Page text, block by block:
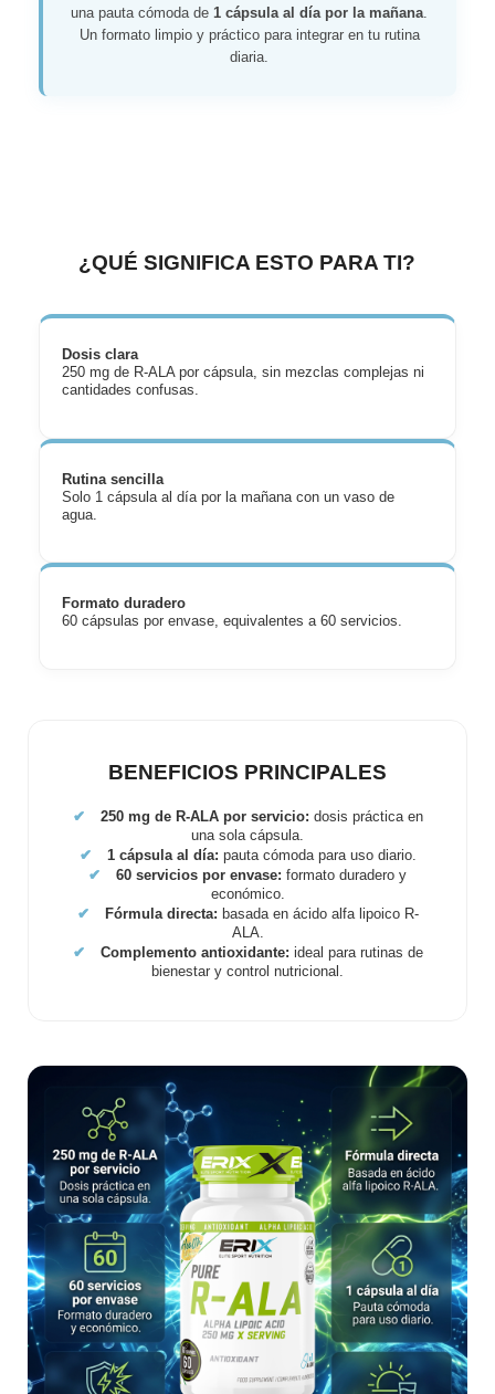
una pauta cómoda de1 cápsula al día por la mañana.
Un formato limpio y práctico para integrar en tu rutina
diaria.
¿QUÉ SIGNIFICA ESTO PARA TI?
Dosis clara
250 mg de R-ALA por cápsula, sin mezclas complejas ni
cantidades confusas.
Rutina sencilla
Solo 1 cápsula al día por la mañana con un vaso de
agua.
Formato duradero
60 cápsulas por envase, equivalentes a 60 servicios.
BENEFICIOS PRINCIPALES
✔ 250 mg de R-ALA por servicio: dosis práctica en
una sola cápsula.
✔ 1 cápsula al día: pauta cómoda para uso diario.
✔ 60 servicios por envase: formato duradero y
económico.
✔ Fórmula directa: basada en ácido alfa lipoico R-
ALA.
✔ Complemento antioxidante: ideal para rutinas de
bienestar y control nutricional.